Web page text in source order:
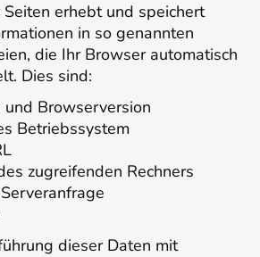
erhebt und speichert
in so genannten
die Ihr Browser automatisch
Dies sind:
Browserversion
Betriebssystem
zugreifenden Rechners
dieser Daten mit